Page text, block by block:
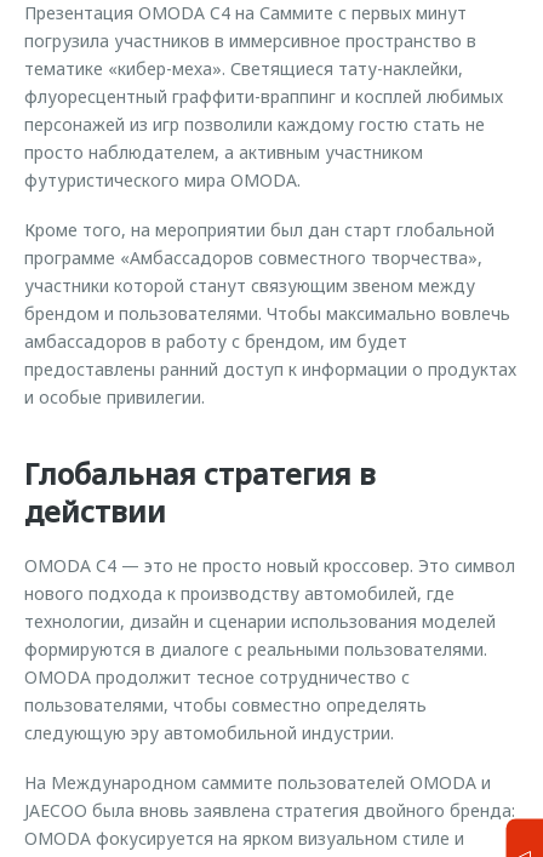
Презентация OMODA C4 на Саммите с первых минут
погрузила участников в иммерсивное пространство в
тематике «кибер-меха». Светящиеся тату-наклейки,
флуоресцентный граффити-враппинг и косплей любимых
персонажей из игр позволили каждому гостю стать не
просто наблюдателем, а активным участником
футуристического мира OMODA.
Кроме того, на мероприятии был дан старт глобальной
программе «Амбассадоров совместного творчества»,
участники которой станут связующим звеном между
брендом и пользователями. Чтобы максимально вовлечь
амбассадоров в работу с брендом, им будет
предоставлены ранний доступ к информации о продуктах
и особые привилегии.
Глобальная стратегия в
действии
OMODA C4 — это не просто новый кроссовер. Это символ
нового подхода к производству автомобилей, где
технологии, дизайн и сценарии использования моделей
формируются в диалоге с реальными пользователями.
OMODA продолжит тесное сотрудничество с
пользователями, чтобы совместно определять
следующую эру автомобильной индустрии.
На Международном саммите пользователей OMODA и
JAECOO была вновь заявлена стратегия двойного бренда:
OMODA фокусируется на ярком визуальном стиле и